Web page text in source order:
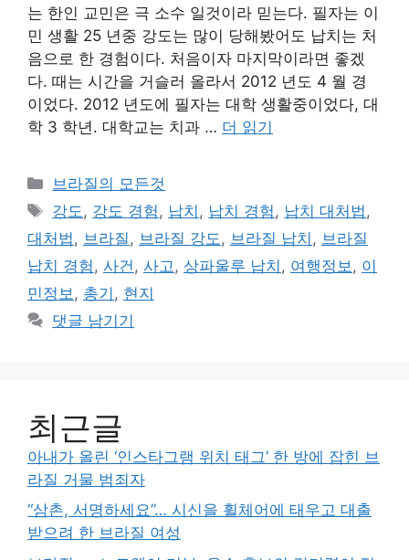
는 한인 교민은 극 소수 일것이라 믿는다. 필자는 이
민 생활 25 년중 강도는 많이 당해봤어도 납치는 처
음으로 한 경험이다. 처음이자 마지막이라면 좋겠
다. 때는 시간을 거슬러 올라서 2012 년도 4 월 경
이었다. 2012 년도에 필자는 대학 생활중이었다, 대
학 3 학년. 대학교는 치과 … 더 읽기
카
테
고
리
브라질의 모든것
태
그
강도 , 강도 경험 , 납치 , 납치 경험 , 납치 대처법 ,
대처법 , 브라질 , 브라질 강도 , 브라질 납치 , 브라질
납치 경험 , 사건 , 사고 , 상파울루 납치 , 여행정보 , 이
민정보 , 총기 , 현지
댓글 남기기
최근글
아내가 올린 ‘인스타그램 위치 태그’ 한 방에 잡힌 브
라질 거물 범죄자
“삼촌, 서명하세요”… 시신을 휠체어에 태우고 대출
받으려 한 브라질 여성